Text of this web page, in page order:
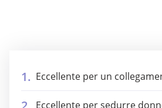
Eccellente per un
Eccellente per sedurre